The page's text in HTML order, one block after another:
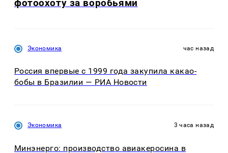
фотоохоту за воробьями
Экономика час назад
Россия впервые с 1999 года закупила какао-
бобы в Бразилии — РИА Новости
Экономика 3 часа назад
Минэнерго: производство авиакеросина в